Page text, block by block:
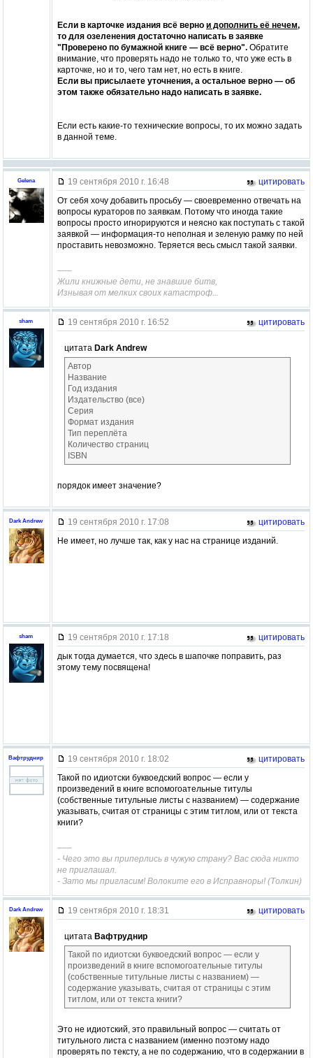
Если в карточке издания всё верно и дополнить её нечем,
то для озеленения достаточно написать в заявке
"Проверено по бумажной книге — всё верно". Обратите
внимание, что проверять надо не только то, что уже есть в
карточке, но и то, чего там нет, но есть в книге.
Если вы присылаете уточнения, а остальное верно — об
этом также обязательно надо написать в заявке.
Если есть какие-то технические вопросы, то их можно задать
в данной теме.
Gelena 19 сентября 2010 г. 16:48
цитировать
От себя хочу добавить просьбу — своевременно отвечать на
вопросы кураторов по заявкам. Потому что иногда такие
вопросы просто игнорируются и неясно как поступать с такой
заявкой — информация-то неполная и зеленую рамку по ней
проставить невозможно. Теряется весь смысл такой заявки.
–––
Жили книжные дети, не знавшие битв,
Изнывая от мелких своих катастроф...
sham 19 сентября 2010 г. 16:52 цитировать
цитата Dark Andrew
Автор
Название
Год издания
Издательство (все)
Серия
Формат издания
Тип переплёта
Количество страниц
ISBN
порядок имеет значение?
Dark Andrew 19 сентября 2010 г. 17:08
цитировать
Не имеет, но лучше так, как у нас на странице изданий.
sham 19 сентября 2010 г. 17:18
цитировать
дык тогда думается, что здесь в шапочке поправить, раз
этому тему посвящена!
Вафтруднир 19 сентября 2010 г. 18:02
цитировать
Такой по идиотски буквоедский вопрос — если у
произведений в книге вспомогоательные титулы
(собственные титульные листы с названием) — содержание
указывать, считая от страницы с этим титлом, или от текста
книги?
–––
- Чего это вы приперлись в чужую страну? Вас сюда никто
не приглашал.
- Зато мы пригласим! Волоките его в Исправноры! (Толкин)
Dark Andrew 19 сентября 2010 г. 18:31 цитировать
цитата Вафтруднир
Такой по идиотски буквоедский вопрос — если у
произведений в книге вспомогоательные титулы
(собственные титульные листы с названием) —
содержание указывать, считая от страницы с этим
титлом, или от текста книги?
Это не идиотский, это правильный вопрос — считать от
титульного листа с названием (именно поэтому надо
проверять по тексту, а не по содержанию, что в содержании в